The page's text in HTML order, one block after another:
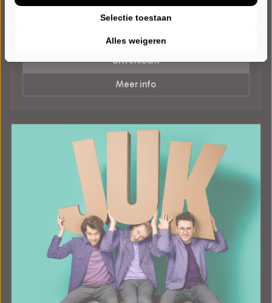
Uitverkocht
Meer info
Alles weigeren
Selectie toestaan